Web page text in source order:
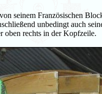
seinem Französischen
unbedingt auch
rechts in der Kopfzeile.